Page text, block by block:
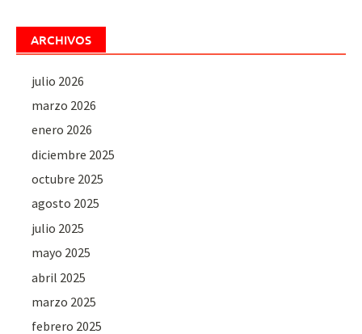
ARCHIVOS
julio 2026
marzo 2026
enero 2026
diciembre 2025
octubre 2025
agosto 2025
julio 2025
mayo 2025
abril 2025
marzo 2025
febrero 2025